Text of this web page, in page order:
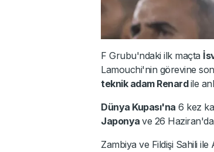
F Grubu'ndaki ilk maçta
Lamouchi'nin görevine
teknik adam Renardile
Dünya Kupası'na 6 kez
Japonya ve 26
Zambiya ve Fildişi Sahili